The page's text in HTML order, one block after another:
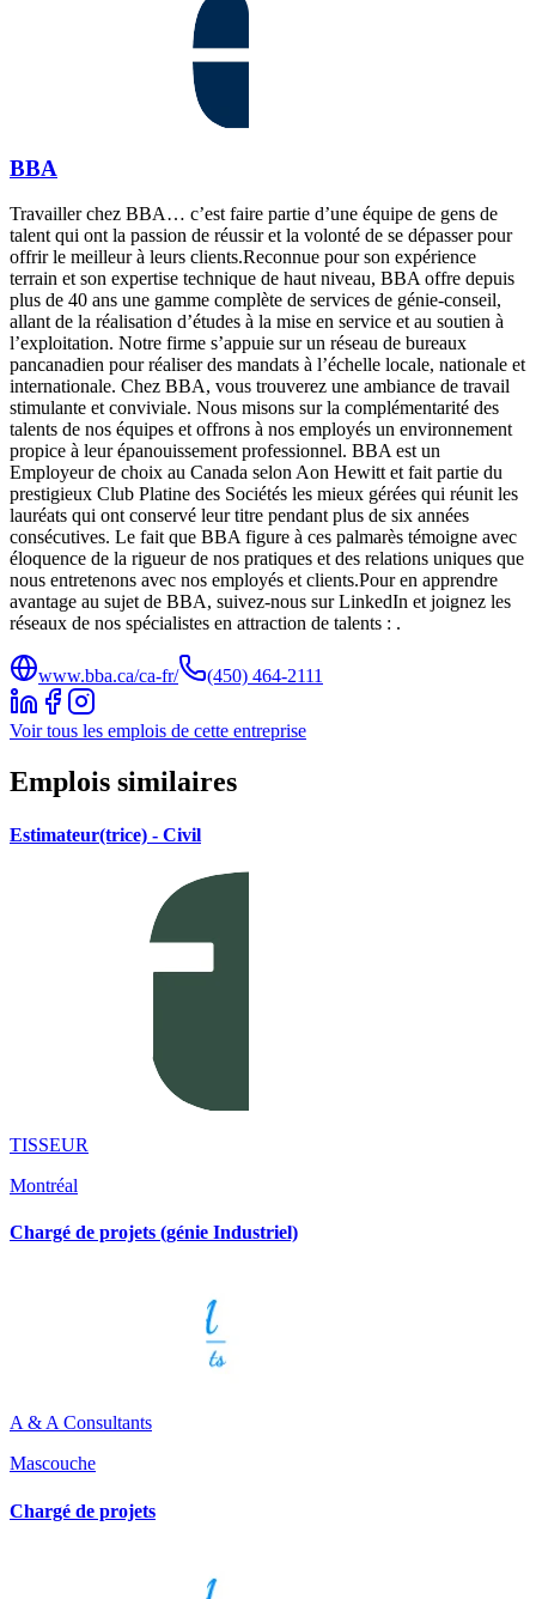
BBA
Travailler chez BBA… c’est faire partie d’une équipe de gens de
talent qui ont la passion de réussir et la volonté de se dépasser pour
offrir le meilleur à leurs clients.Reconnue pour son expérience
terrain et son expertise technique de haut niveau, BBA offre depuis
plus de 40 ans une gamme complète de services de génie-conseil,
allant de la réalisation d’études à la mise en service et au soutien à
l’exploitation. Notre firme s’appuie sur un réseau de bureaux
pancanadien pour réaliser des mandats à l’échelle locale, nationale et
internationale. Chez BBA, vous trouverez une ambiance de travail
stimulante et conviviale. Nous misons sur la complémentarité des
talents de nos équipes et offrons à nos employés un environnement
propice à leur épanouissement professionnel. BBA est un
Employeur de choix au Canada selon Aon Hewitt et fait partie du
prestigieux Club Platine des Sociétés les mieux gérées qui réunit les
lauréats qui ont conservé leur titre pendant plus de six années
consécutives. Le fait que BBA figure à ces palmarès témoigne avec
éloquence de la rigueur de nos pratiques et des relations uniques que
nous entretenons avec nos employés et clients.Pour en apprendre
avantage au sujet de BBA, suivez-nous sur LinkedIn et joignez les
réseaux de nos spécialistes en attraction de talents : .
www.bba.ca/ca-fr/ (450) 464-2111
Voir tous les emplois de cette entreprise
Emplois similaires
Estimateur(trice) - Civil
TISSEUR
Montréal
Chargé de projets (génie Industriel)
A & A Consultants
Mascouche
Chargé de projets